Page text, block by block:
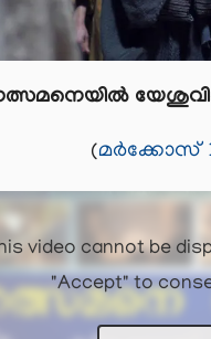
(മർക്കോസ്
video cannot be
"Accept" to